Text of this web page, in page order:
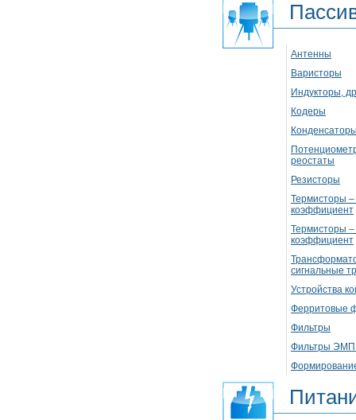
Антенны
Варисторы
Индукторы,
Кодеры
реостаты
Резисторы
Термисторы
коэффициент
Термисторы
коэффициент
сигнальные
Устройства
Ферритовые
Фильтры
Фильтры ЭМП